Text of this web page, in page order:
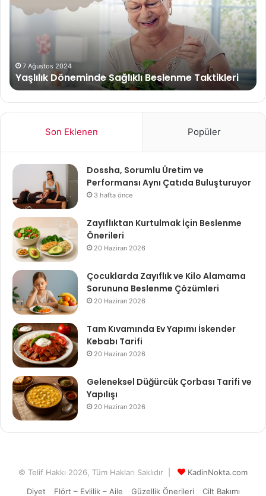
30 Haziran 2024
Gebelikte Egzersiz Yapmanın Faydaları
Son Eklenen Popüler
Dossha, Sorumlu Üretim ve
Performansı Aynı Çatıda Buluşturuyor
3 hafta önce
Zayıflıktan Kurtulmak İçin Beslenme
Önerileri
20 Haziran 2026
Çocuklarda Zayıflık ve Kilo Alamama
Sorununa Beslenme Çözümleri
20 Haziran 2026
Tam Kıvamında Ev Yapımı İskender
Kebabı Tarifi
20 Haziran 2026
Geleneksel Düğürcük Çorbası Tarifi ve
Yapılışı
20 Haziran 2026
© Telif Hakkı 2026, Tüm Hakları Saklıdır |
KadinNokta.com
Diyet
Flört – Evlilik – Aile Güzellik Önerileri Cilt Bakımı